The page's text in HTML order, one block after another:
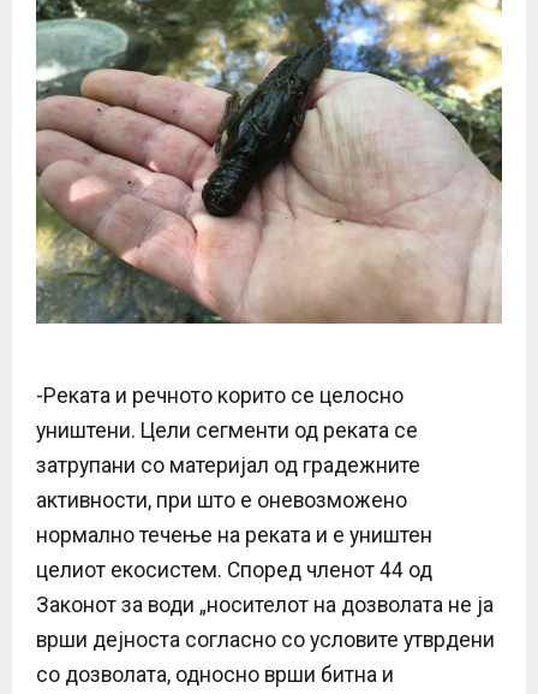
-Реката и речното корито се целосно
уништени. Цели сегменти од реката се
затрупани со материјал од градежните
активности, при што е оневозможено
нормално течење на реката и е уништен
целиот екосистем. Според членот 44 од
Законот за води „носителот на дозволата не ја
врши дејноста согласно со условите утврдени
со дозволата, односно врши битна и